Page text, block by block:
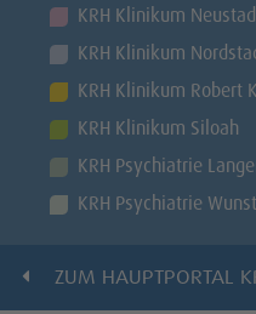
KRH Klinikum
KRH Klinikum
KRH Klinikum Robert
KRH Klinikum Siloah
KRH Psychiatrie
KRH Psychiatrie
ZUM HAUPTPORTAL